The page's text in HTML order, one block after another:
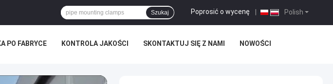
Polish
Poprosić o wycenę
Szukaj
PO FABRYCE KONTROLA JAKOŚCI SKONTAKTUJ SIĘ Z NAMI NOWOŚCI